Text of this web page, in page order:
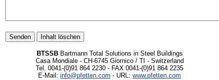
BTSSBBartmann Total Solutions in Steel Buildings
Casa Mondiale - CH-6745 Giornico / TI - Switzerland
Tel. 0041-(0)91 864 2230 - FAX 0041-(0)91 864 2235
E-Mail: info@pfetten.com - URL: www.pfetten.com